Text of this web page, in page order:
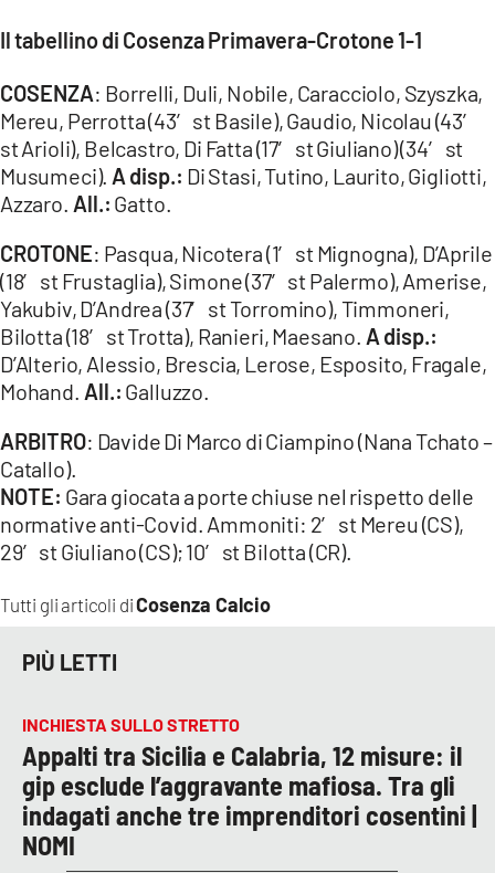
Tutti gli articoli diCosenza Calcio
Il tabellino di Cosenza Primavera-Crotone 1-1
COSENZA: Borrelli, Duli, Nobile, Caracciolo, Szyszka,
Mereu, Perrotta (43′ st Basile), Gaudio, Nicolau (43′
st Arioli), Belcastro, Di Fatta (17′ st Giuliano) (34′ st
Musumeci). A disp.: Di Stasi, Tutino, Laurito, Gigliotti,
Azzaro. All.: Gatto.
CROTONE: Pasqua, Nicotera (1′ st Mignogna), D’Aprile
(18′ st Frustaglia), Simone (37′ st Palermo), Amerise,
Yakubiv, D’Andrea (37′ st Torromino), Timmoneri,
Bilotta (18′ st Trotta), Ranieri, Maesano. A disp.:
D’Alterio, Alessio, Brescia, Lerose, Esposito, Fragale,
Mohand. All.: Galluzzo.
ARBITRO: Davide Di Marco di Ciampino (Nana Tchato –
Catallo).
NOTE: Gara giocata a porte chiuse nel rispetto delle
normative anti-Covid. Ammoniti: 2′ st Mereu (CS),
29′ st Giuliano (CS); 10′ st Bilotta (CR).
PIÙ LETTI
INCHIESTA SULLO STRETTO
Appalti tra Sicilia e Calabria, 12 misure: il
gip esclude l’aggravante mafiosa. Tra gli
indagati anche tre imprenditori cosentini |
NOMI